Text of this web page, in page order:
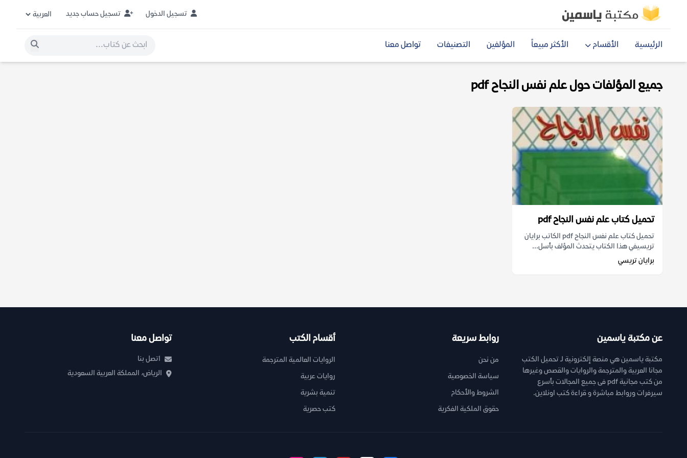
تسجيل الدخول تسجيل حساب جديد
الرئيسية الأقسام الأكثر مبيعاً المؤلفين التصنيفات تواصل معنا
جميع المؤلفات حول علم نفس النجاح pdf
تحميل كتاب علم نفس النجاح pdf
تحميل كتاب علم نفس النجاح pdf الكاتب برايان
تريسيفي هذا الكتاب يتحدث المؤلف بأسل...
برايان تريسي
عن مكتبة ياسمين
مكتبة ياسمين هي منصة إلكترونية لـ تحميل الكتب
مجانا العربية والمترجمة والروايات والقصص وغيرها
من كتب مجانية pdf فى جميع المجالات بأسرع
سيرفرات وروابط مباشرة و قراءة كتب اونلاين.
روابط سريعة
من نحن
سياسة الخصوصية
الشروط والأحكام
حقوق الملكية الفكرية
أقسام الكتب
الروايات العالمية المترجمة
روايات عربية
تنمية بشرية
كتب حصرية
تواصل معنا
اتصل بنا
الرياض، المملكة العربية السعودية